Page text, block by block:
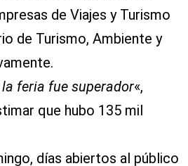
de Viajes y Turismo
de Turismo, Ambiente y
feria fue superador«,
que hubo 135 mil
días abiertos al público